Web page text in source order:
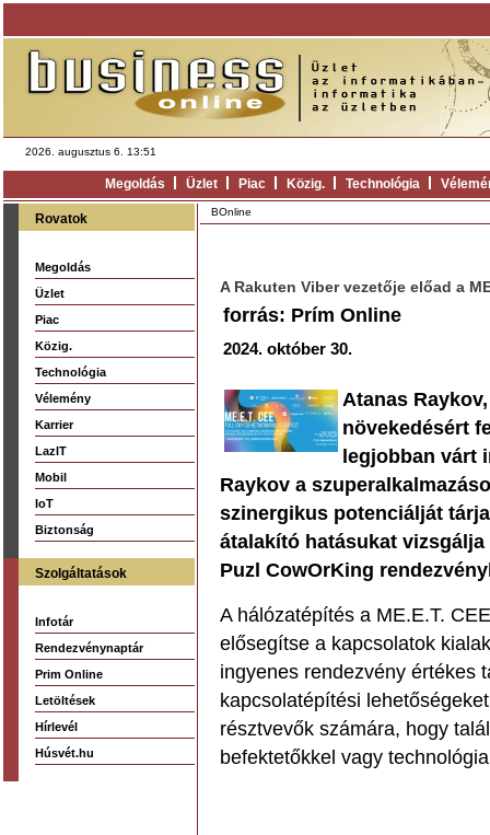
2026. augusztus 6. 13:51
Megoldás Üzlet Piac Közig. Technológia
Rovatok
Megoldás
Üzlet
Piac
Közig.
Technológia
Vélemény
Karrier
LazIT
Mobil
IoT
Biztonság
Szolgáltatások
Infotár
Rendezvénynaptár
Prim Online
Letöltések
Hírlevél
Húsvét.hu
BOnline
A Rakuten Viber vezetője előad a
forrás: Prím Online
2024. október 30.
Atanas
növekedésért
legjobban várt
Raykov a
szinergikus potenciálját
átalakító hatásukat
Puzl CowOrKing
A hálózatépítés a ME.E.T.
elősegítse a kapcsolatok
ingyenes rendezvény értékes
kapcsolatépítési
résztvevők számára, hogy
befektetőkkel vagy